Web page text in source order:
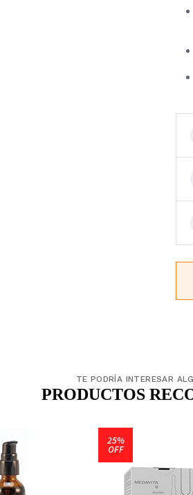
TE PODRÍA INTERESAR
PRODUCTOS
25%
OFF